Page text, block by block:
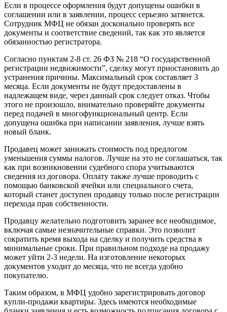
Если в процессе оформления будут допущены ошибки в
соглашении или в заявлении, процесс серьезно затянется.
Сотрудник МФЦ не обязан досконально проверять все
документы и соответствие сведений, так как это является
обязанностью регистратора.
Согласно пунктам 2-8 ст. 26 ФЗ № 218 “О государственной
регистрации недвижимости”, сделку могут приостановить до
устранения причины. Максимальный срок составляет 3
месяца. Если документы не будут предоставлены в
надлежащем виде, через данный срок следует отказ. Чтобы
этого не произошло, внимательно проверяйте документы
перед подачей в многофункциональный центр. Если
допущена ошибка при написании заявления, лучше взять
новый бланк.
Продавец может занижать стоимость под предлогом
уменьшения суммы налогов. Лучше на это не соглашаться, так
как при возникновении судебного спора учитываются
сведения из договора. Оплату также лучше проводить с
помощью банковской ячейки или специального счета,
который станет доступен продавцу только после регистрации
перехода прав собственности.
Продавцу желательно подготовить заранее все необходимое,
включая самые незначительные справки. Это позволит
сократить время выхода на сделку и получить средства в
минимальные сроки. При правильном подходе на продажу
может уйти 2-3 недели. На изготовление некоторых
документов уходит до месяца, что не всегда удобно
покупателю.
Таким образом, в МФЦ удобно зарегистрировать договор
купли-продажи квартиры. Здесь имеются необходимые